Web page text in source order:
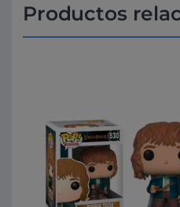
Productos